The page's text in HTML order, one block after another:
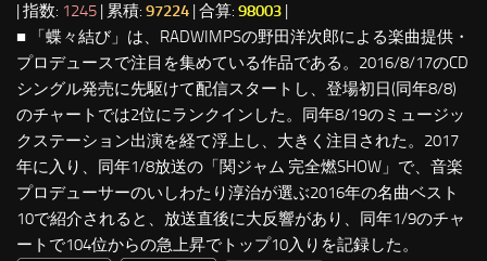
| 指数: 1245 | 累積: 97224 | 合算: 98003
■ 「蝶々結び」は、RADWIMPSの野田洋次郎による楽曲提供・
プロデュースで注目を集めている作品である。2016/8/17のCD
シングル発売に先駆けて配信スタートし、登場初日(同年8/8)
のチャートでは2位にランクインした。同年8/19のミュージッ
クステーション出演を経て浮上し、大きく注目された。2017
年に入り、同年1/8放送の「関ジャム 完全燃SHOW」で、音楽
プロデューサーのいしわたり淳治が選ぶ2016年の名曲ベスト
10で紹介されると、放送直後に大反響があり、同年1/9のチャ
ートで104位からの急上昇でトップ10入りを記録した。